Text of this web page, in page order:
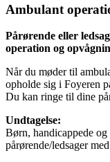
Ambulant
Pårørende eller
operation og
Når du møder til
opholde sig i Foyeren
Du kan ringe til dine
Undtagelse:
Børn, handicappede og
pårørende/ledsager